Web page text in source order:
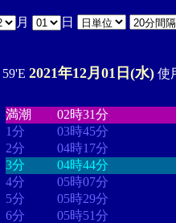
月 日
2021年12月01日(水) 使
満潮
02時31分
1分
03時45分
2分
04時17分
3分
04時44分
4分
05時07分
5分
05時29分
6分
05時51分